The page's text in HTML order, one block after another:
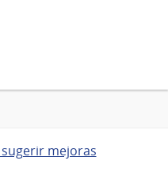
mejoras